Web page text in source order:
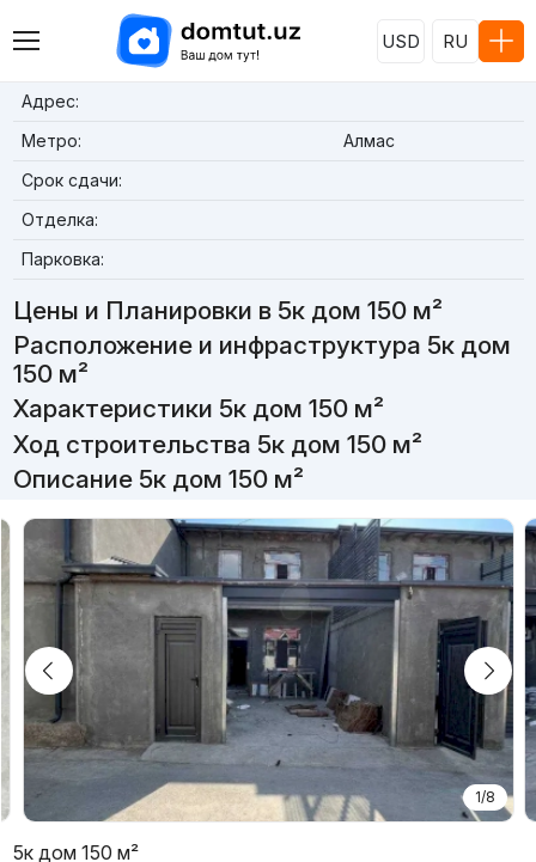
USD RU
Адрес:
Метро:
Алмас
Срок сдачи:
Отделка:
Парковка:
Цены и Планировки в 5к дом 150 м²
Расположение и инфраструктура 5к дом
150 м²
Характеристики 5к дом 150 м²
Ход строительства 5к дом 150 м²
Описание 5к дом 150 м²
1/8
5к дом 150 м²